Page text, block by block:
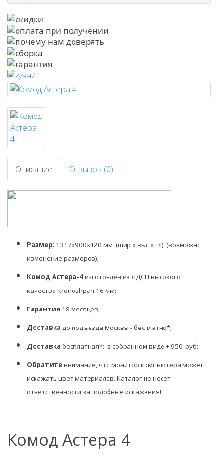
Описание Отзывов (0)
Размер: 1317х900х420 мм (шир х выс х гл) (возможно
изменение размеров);
Комод Астера-4изготовлен из ЛДСП высокого
качества Kronoshpan 16 мм;
Гарантия 18 месяцев;
Доставка до подъезда Москвы - бесплатно*;
Доставка бесплатная*; в собранном виде + 950 руб;
Обратитевнимание, что монитор компьютера может
искажать цвет материалов. Каталог не несет
ответственности за подобные искажения!
Комод Астера 4